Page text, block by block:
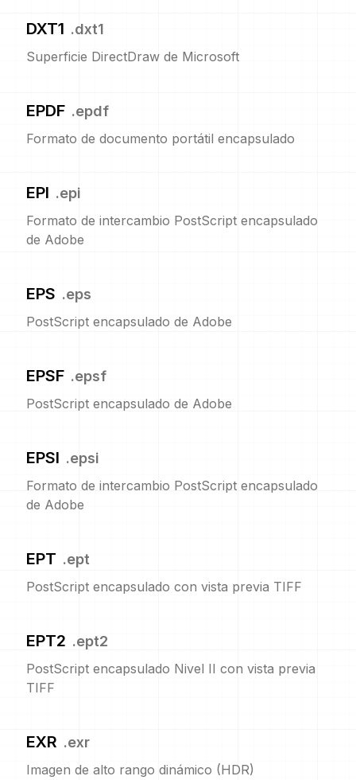
DXT1 .dxt1
Superficie DirectDraw de Microsoft
EPDF .epdf
Formato de documento portátil encapsulado
EPI .epi
Formato de intercambio PostScript encapsulado
de Adobe
EPS .eps
PostScript encapsulado de Adobe
EPSF .epsf
PostScript encapsulado de Adobe
EPSI .epsi
Formato de intercambio PostScript encapsulado
de Adobe
EPT .ept
PostScript encapsulado con vista previa TIFF
EPT2 .ept2
PostScript encapsulado Nivel II con vista previa
TIFF
EXR .exr
Imagen de alto rango dinámico (HDR)